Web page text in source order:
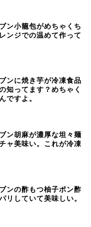
ン小籠包がめちゃくち
ンジでの温めて作って
ンに焼き芋が冷凍食品
知ってます？めちゃく
ですよ。
ン胡麻が濃厚な坦々麺
ャ美味い。これが冷凍
ンの酢もつ柚子ポン酢
リしていて美味しい。